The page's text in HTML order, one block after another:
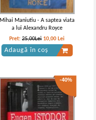
Mihai Maniutiu - A saptea viata
a lui Alexandru Royce
Pret:25,00Lei 10,00 Lei
Adaugă în coș
-40%